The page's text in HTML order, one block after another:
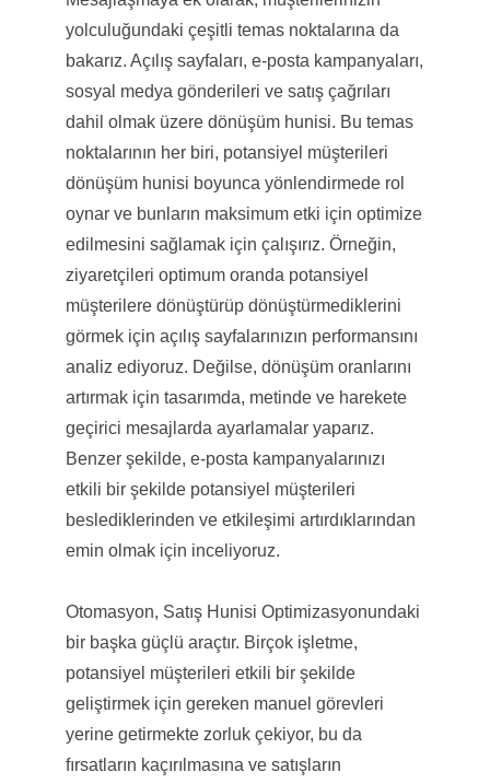
yolculuğundaki çeşitli temas noktalarına da
bakarız. Açılış sayfaları, e-posta kampanyaları,
sosyal medya gönderileri ve satış çağrıları
dahil olmak üzere dönüşüm hunisi. Bu temas
noktalarının her biri, potansiyel müşterileri
dönüşüm hunisi boyunca yönlendirmede rol
oynar ve bunların maksimum etki için optimize
edilmesini sağlamak için çalışırız. Örneğin,
ziyaretçileri optimum oranda potansiyel
müşterilere dönüştürüp dönüştürmediklerini
görmek için açılış sayfalarınızın performansını
analiz ediyoruz. Değilse, dönüşüm oranlarını
artırmak için tasarımda, metinde ve harekete
geçirici mesajlarda ayarlamalar yaparız.
Benzer şekilde, e-posta kampanyalarınızı
etkili bir şekilde potansiyel müşterileri
beslediklerinden ve etkileşimi artırdıklarından
emin olmak için inceliyoruz.
Otomasyon, Satış Hunisi Optimizasyonundaki
bir başka güçlü araçtır. Birçok işletme,
potansiyel müşterileri etkili bir şekilde
geliştirmek için gereken manuel görevleri
yerine getirmekte zorluk çekiyor, bu da
fırsatların kaçırılmasına ve satışların